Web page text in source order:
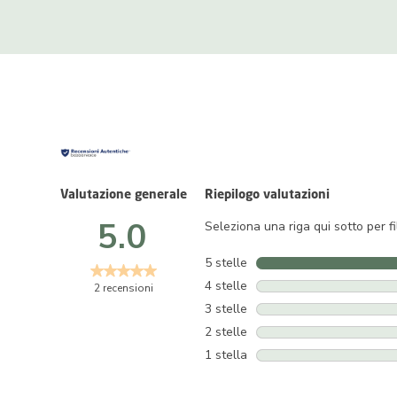
Riepilogo valutazioni
Seleziona una riga qui sotto per
5 stelle stelle
4 stelle stelle
3 stelle stelle
2 stelle stelle
1 stella stelle
Valutazione generale
5.0
2 recensioni